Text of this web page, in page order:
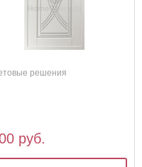
решения
руб.